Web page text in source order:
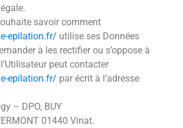
savoir comment
epilation.fr/ utilise ses Données
à les rectifier ou s’oppose à
peut contacter
epilation.fr/ par écrit à l’adresse
– DPO, BUY
01440 Viriat.